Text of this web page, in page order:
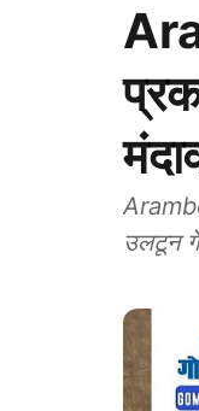
उलटून